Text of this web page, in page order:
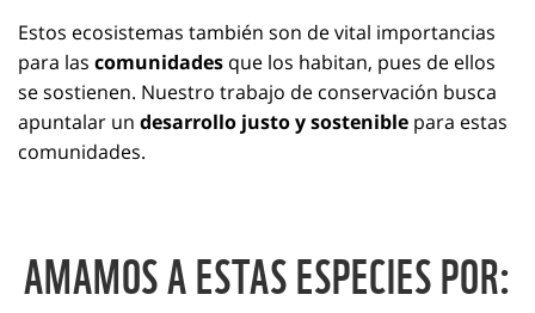
Estos ecosistemas también son de vital importancias
para las comunidades que los habitan, pues de ellos
se sostienen. Nuestro trabajo de conservación busca
apuntalar un desarrollo justo y sostenible para estas
comunidades.
AMAMOS A ESTAS ESPECIES POR: